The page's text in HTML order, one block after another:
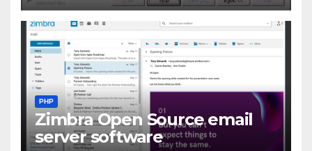
PHP
Zimbra Open Source email
server software